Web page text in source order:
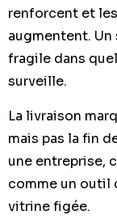
renforcent et
augmentent.
fragile dans
surveille.
La livraison
mais pas la fin
une entreprise,
comme un outil
vitrine figée.